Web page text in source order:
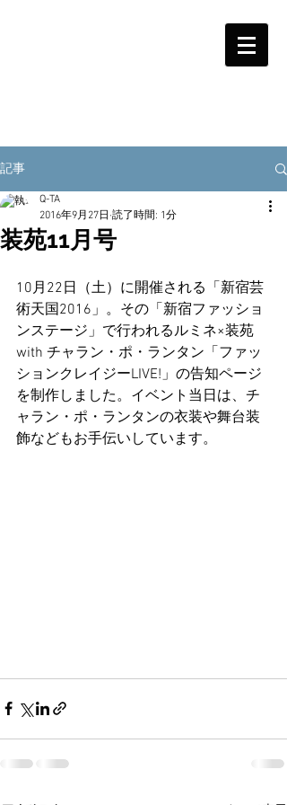
記事
装苑11月号
Q-TA
2016年9月27日 読了時間: 1分
10月22日（土）に開催される「新宿芸
術天国2016」。その「新宿ファッショ
ンステージ」で行われるルミネ×装苑
with チャラン・ポ・ランタン「ファッ
ションクレイジーLIVE!」の告知ページ
を制作しました。イベント当日は、チ
ャラン・ポ・ランタンの衣装や舞台装
飾などもお手伝いしています。